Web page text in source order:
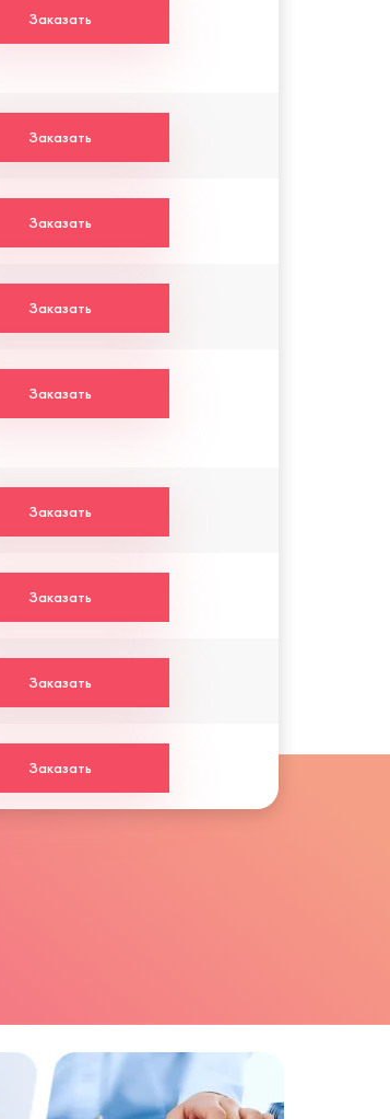
Заказать
Заказать
Заказать
Заказать
Заказать
Заказать
Заказать
Заказать
Заказать